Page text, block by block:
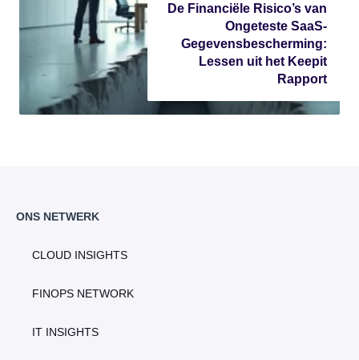
De Financiële Risico’s van
Ongeteste SaaS-
Gegevensbescherming:
Lessen uit het Keepit
Rapport
ONS NETWERK
CLOUD INSIGHTS
FINOPS NETWORK
IT INSIGHTS